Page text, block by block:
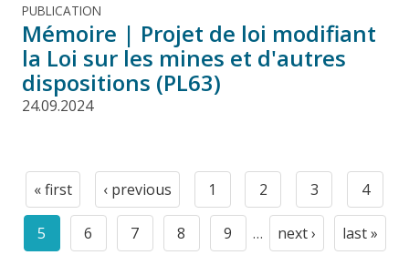
PUBLICATION
Mémoire | Projet de loi modifiant
la Loi sur les mines et d'autres
dispositions (PL63)
24.09.2024
Pagination
First
page
« first
Previous
page
‹ previous
Page
1
Page
2
Page
3
Page
4
Current
5
Page
6
Page
7
Page
8
Page
9 …
Next
next ›
Last
last »